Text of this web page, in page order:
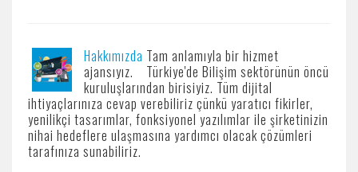
Hakkımızda Tam anlamıyla bir hizmet
ajansıyız. Türkiye'de Bilişim sektörünün öncü
kuruluşlarından birisiyiz. Tüm dijital
ihtiyaçlarınıza cevap verebiliriz çünkü yaratıcı fikirler,
yenilikçi tasarımlar, fonksiyonel yazılımlar ile şirketinizin
nihai hedeflere ulaşmasına yardımcı olacak çözümleri
tarafınıza sunabiliriz.